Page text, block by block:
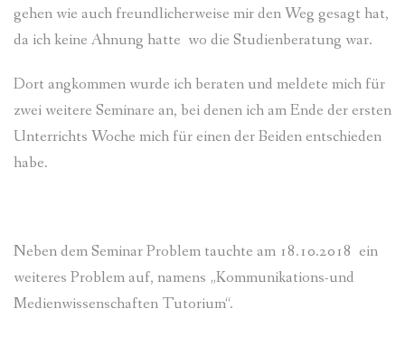
gehen wie auch freundlicherweise mir den Weg gesagt hat,
da ich keine Ahnung hatte wo die Studienberatung war.
Dort angkommen wurde ich beraten und meldete mich für
zwei weitere Seminare an, bei denen ich am Ende der ersten
Unterrichts Woche mich für einen der Beiden entschieden
habe.
Neben dem Seminar Problem tauchte am 18.10.2018 ein
weiteres Problem auf, namens „Kommunikations-und
Medienwissenschaften Tutorium“.